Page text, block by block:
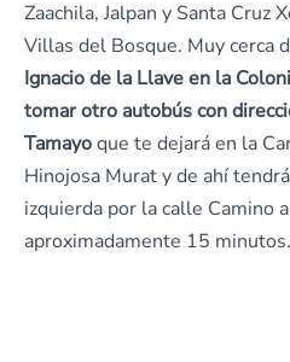
Zaachila, Jalpan y Santa Cruz
Villas del Bosque. Muy cerca
Ignacio de la Llave en la
tomar otro autobús con
Tamayoque te dejará en la
Hinojosa Murat y de ahí
izquierda por la calle Camino
aproximadamente 15 minutos.